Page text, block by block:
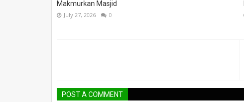
Makmurkan Masjid
July 27, 2026 0
POST A COMMENT